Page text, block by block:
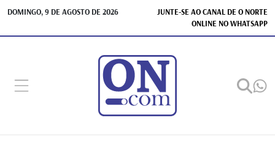
DOMINGO, 9 DE AGOSTO DE 2026
JUNTE-SE AO CANAL DE O NORTE
ONLINE NO WHATSAPP